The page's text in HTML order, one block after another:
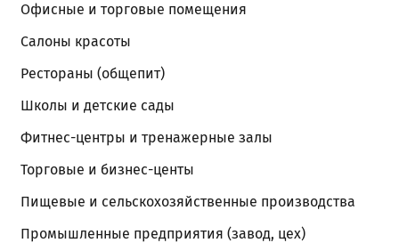
Офисные и торговые помещения
Салоны красоты
Рестораны (общепит)
Школы и детские сады
Фитнес-центры и тренажерные залы
Торговые и бизнес-центы
Пищевые и сельскохозяйственные производства
Промышленные предприятия (завод, цех)